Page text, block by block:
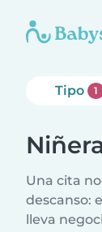
Tipo 1
Una cita
descanso:
lleva